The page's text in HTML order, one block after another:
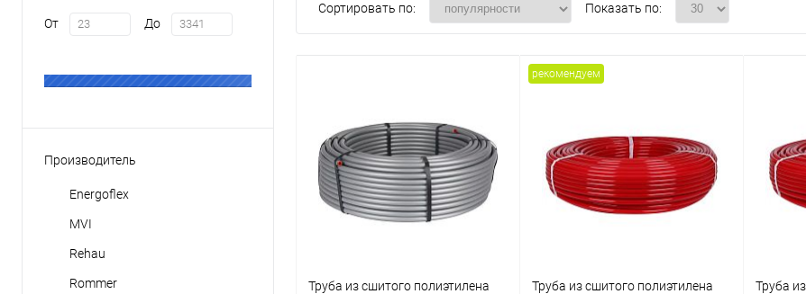
От До
Производитель
Energoflex
MVI
Rehau
Rommer
Сортировать по: Показать по:
Труба из сшитого полиэтилена
рекомендуем
Труба из сшитого полиэтилена
Труба